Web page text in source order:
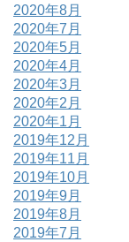
2020年8月
2020年7月
2020年5月
2020年4月
2020年3月
2020年2月
2020年1月
2019年12月
2019年11月
2019年10月
2019年9月
2019年8月
2019年7月